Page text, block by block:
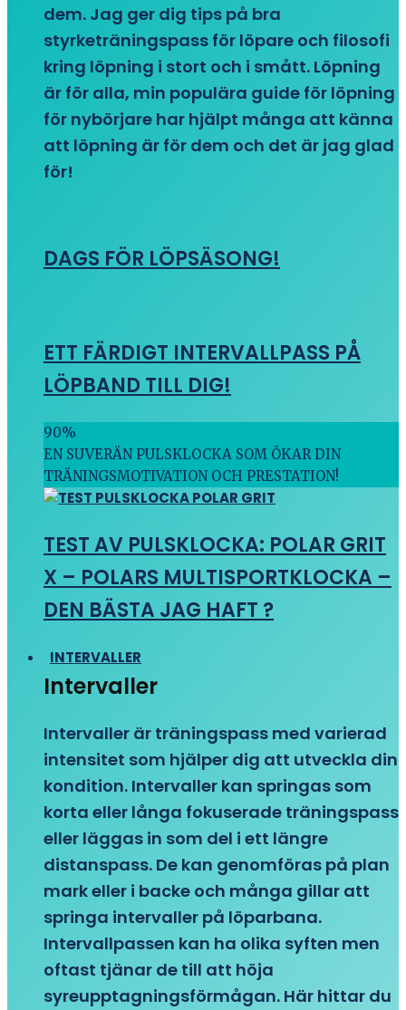
dem. Jag ger dig tips på bra
styrketräningspass för löpare och filosofi
kring löpning i stort och i smått. Löpning
är för alla, min populära guide för löpning
för nybörjare har hjälpt många att känna
att löpning är för dem och det är jag glad
för!
DAGS FÖR LÖPSÄSONG!
ETT FÄRDIGT INTERVALLPASS PÅ
LÖPBAND TILL DIG!
90%
EN SUVERÄN PULSKLOCKA SOM ÖKAR DIN
TRÄNINGSMOTIVATION OCH PRESTATION!
TEST AV PULSKLOCKA: POLAR GRIT
X – POLARS MULTISPORTKLOCKA –
DEN BÄSTA JAG HAFT ?
INTERVALLER
Intervaller
Intervaller är träningspass med varierad
intensitet som hjälper dig att utveckla din
kondition. Intervaller kan springas som
korta eller långa fokuserade träningspass
eller läggas in som del i ett längre
distanspass. De kan genomföras på plan
mark eller i backe och många gillar att
springa intervaller på löparbana.
Intervallpassen kan ha olika syften men
oftast tjänar de till att höja
syreupptagningsförmågan. Här hittar du